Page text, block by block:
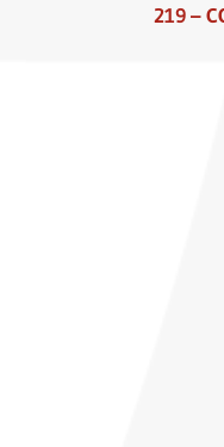
219 –